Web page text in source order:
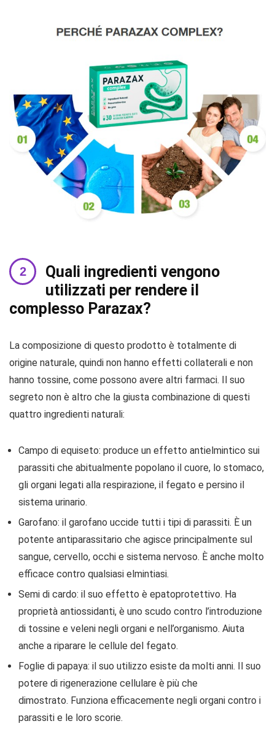
Quali ingredienti vengono
utilizzati per rendere il
complesso Parazax?
La composizione di questo prodotto è totalmente di
origine naturale, quindi non hanno effetti collaterali e non
hanno tossine, come possono avere altri farmaci. Il suo
segreto non è altro che la giusta combinazione di questi
quattro ingredienti naturali:
Campo di equiseto: produce un effetto antielmintico sui
parassiti che abitualmente popolano il cuore, lo stomaco,
gli organi legati alla respirazione, il fegato e persino il
sistema urinario.
Garofano: il garofano uccide tutti i tipi di parassiti. È un
potente antiparassitario che agisce principalmente sul
sangue, cervello, occhi e sistema nervoso. È anche molto
efficace contro qualsiasi elmintiasi.
Semi di cardo: il suo effetto è epatoprotettivo. Ha
proprietà antiossidanti, è uno scudo contro l’introduzione
di tossine e veleni negli organi e nell’organismo. Aiuta
anche a riparare le cellule del fegato.
Foglie di papaya: il suo utilizzo esiste da molti anni. Il suo
potere di rigenerazione cellulare è più che
dimostrato. Funziona efficacemente negli organi contro i
parassiti e le loro scorie.